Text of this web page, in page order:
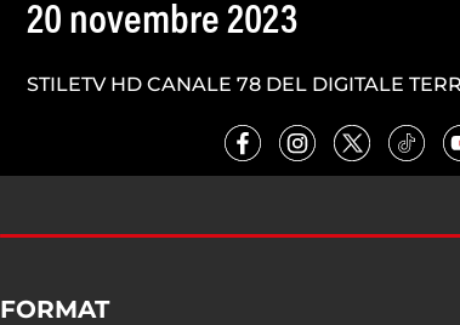
20 novembre 2023
STILETV HD CANALE 78 DEL DIGITALE
FORMAT